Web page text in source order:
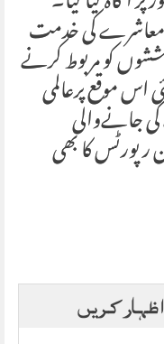
کی خدمت
کو مربوط کرنے
موقع پرعالمی
جانےوالی
کا بھی
کریں